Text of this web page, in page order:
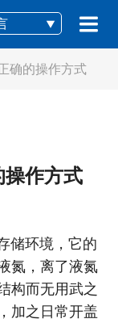
确的操作方式
操作方式
储环境，它的
氮，离了液氮
构而无用武之
加之日常开盖